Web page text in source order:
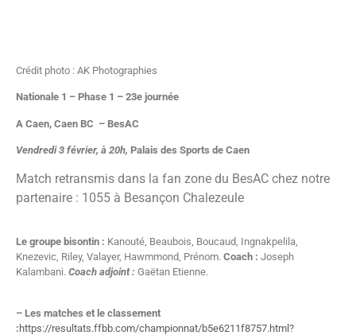
Crédit photo : AK Photographies
Nationale 1 – Phase 1 – 23e journée
A Caen, Caen BC – BesAC
Vendredi 3 février, à 20h, Palais des Sports de Caen
Match retransmis dans la fan zone du BesAC chez notre
partenaire : 1055 à Besançon Chalezeule
Le groupe bisontin : Kanouté, Beaubois, Boucaud, Ingnakpelila,
Knezevic, Riley, Valayer, Hawmmond, Prénom. Coach : Joseph
Kalambani. Coach adjoint : Gaëtan Etienne.
– Les matches et le classement
: https://resultats.ffbb.com/championnat/b5e6211f8757.html?